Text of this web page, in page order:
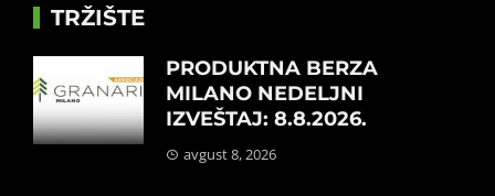
TRŽIŠTE
PRODUKTNA BERZA
MILANO NEDELJNI
IZVEŠTAJ: 8.8.2026.
avgust 8, 2026